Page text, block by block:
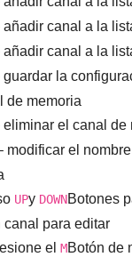
añadir canal a la
añadir canal a la
guardar la
de memoria
eliminar el canal de
modificar el
UPy DOWNBotones
canal para editar
el MBotón de